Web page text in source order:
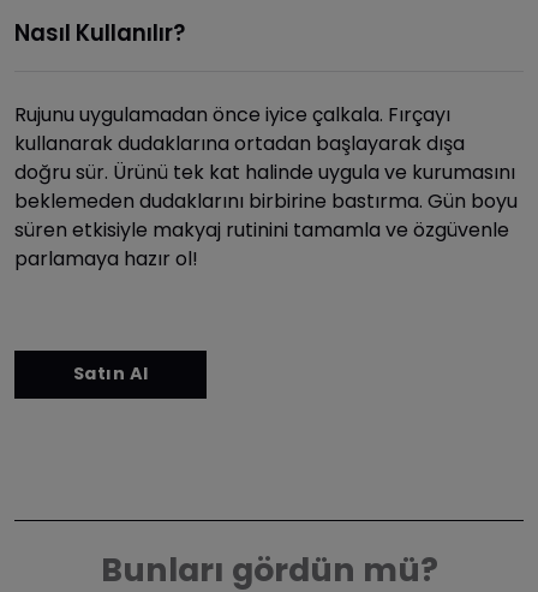
Nasıl Kullanılır?
Rujunu uygulamadan önce iyice çalkala. Fırçayı
kullanarak dudaklarına ortadan başlayarak dışa
doğru sür. Ürünü tek kat halinde uygula ve kurumasını
beklemeden dudaklarını birbirine bastırma. Gün boyu
süren etkisiyle makyaj rutinini tamamla ve özgüvenle
parlamaya hazır ol!
Bunları gördün mü?